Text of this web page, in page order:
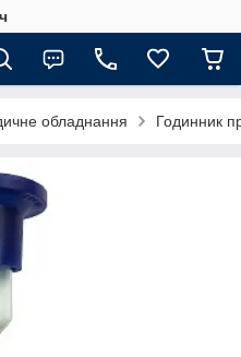
обладнання Годинник